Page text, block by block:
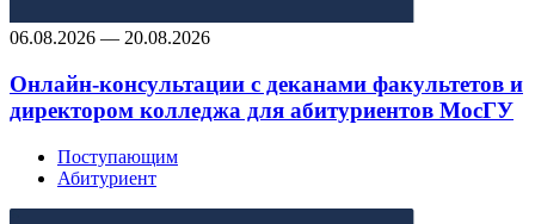
06.08.2026 — 20.08.2026
Онлайн-консультации с деканами факультетов и
директором колледжа для абитуриентов МосГУ
Поступающим
Абитуриент